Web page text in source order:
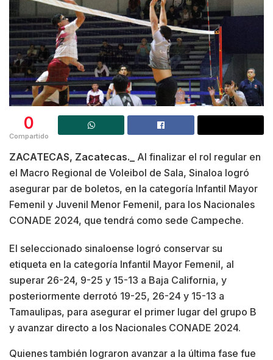
0
Compartido
ZACATECAS, Zacatecas._
Al finalizar el rol regular en
el Macro Regional de Voleibol de Sala, Sinaloa logró
asegurar par de boletos, en la categoría Infantil Mayor
Femenil y Juvenil Menor Femenil, para los Nacionales
CONADE 2024, que tendrá como sede Campeche.
El seleccionado sinaloense logró conservar su
etiqueta en la categoría Infantil Mayor Femenil, al
superar 26-24, 9-25 y 15-13 a Baja California, y
posteriormente derrotó 19-25, 26-24 y 15-13 a
Tamaulipas, para asegurar el primer lugar del grupo B
y avanzar directo a los Nacionales CONADE 2024.
Quienes también lograron avanzar a la última fase fue